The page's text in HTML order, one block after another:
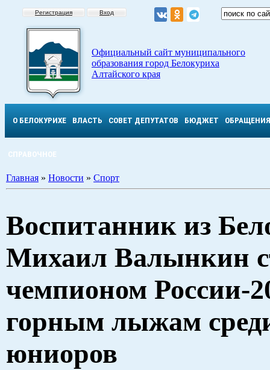
Регистрация Вход
Официальный сайт муниципального
образования город Белокуриха
Алтайского края
О БЕЛОКУРИХЕ ВЛАСТЬ СОВЕТ ДЕПУТАТОВ БЮДЖЕТ ОБРАЩЕНИЯ
СПРАВОЧНОЕ
Главная » Новости » Спорт
Воспитанник из
Михаил Валынкин
чемпионом России-
горным лыжам
юниоров